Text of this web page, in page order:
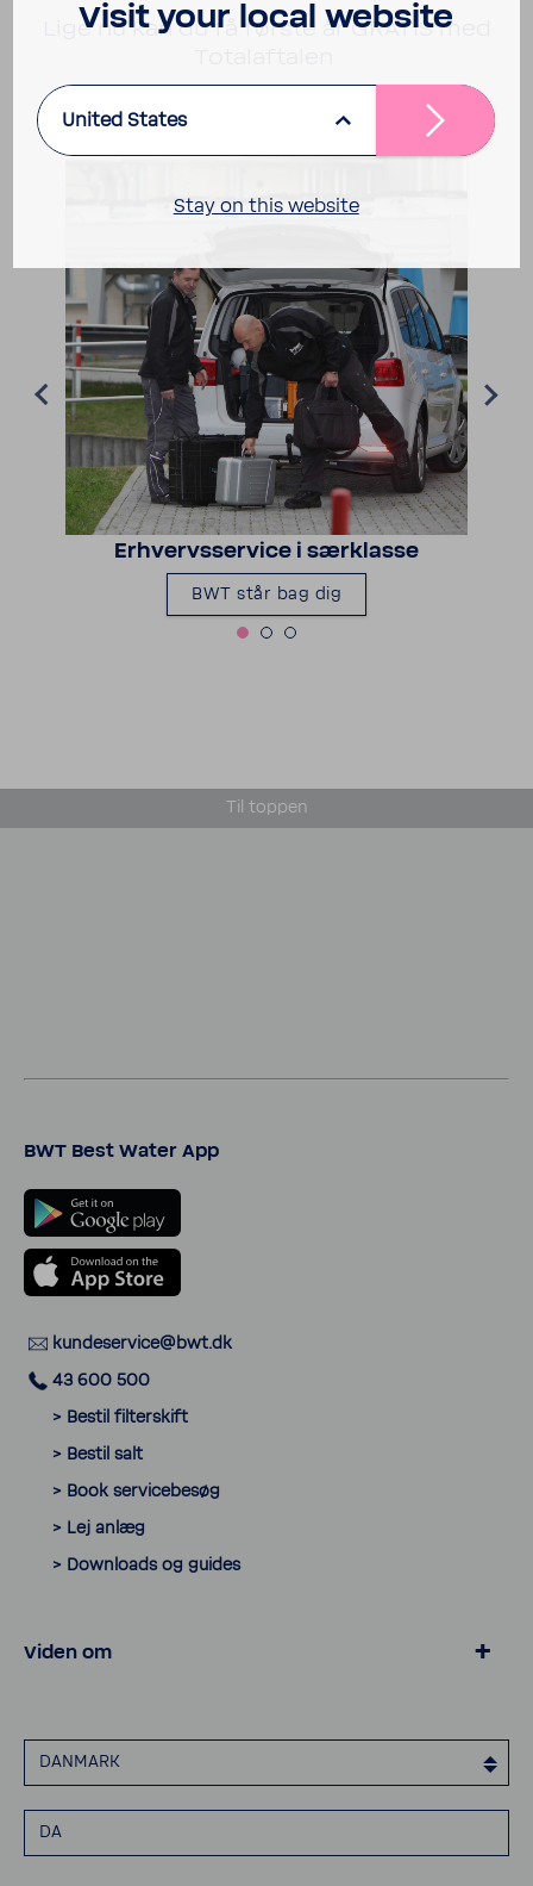
Lige nu kan du få første år GRATIS med
Erhvervs­ser­vice i særklasse
BWT står bag dig
Til toppen
BWT Best Water App
kunde­ser­vice@bwt.dk
43 600 500
> Bestil filter­skift
> Bestil salt
> Book servi­ce­besøg
> Lej anlæg
> Down­loads og guides
Viden om
> Cookies
> Elek­tro­nisk faktu­re­ring
DANMARK
DA
Visit your local website
United States
Stay on this website